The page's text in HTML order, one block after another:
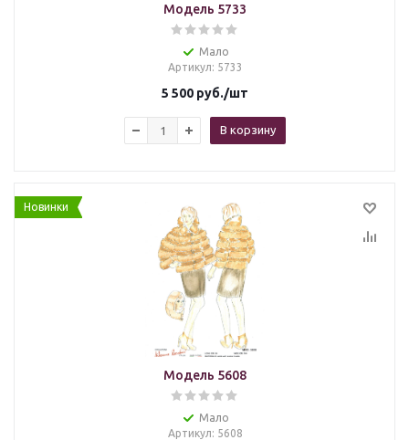
Модель 5733
Мало
Артикул: 5733
5 500 руб./шт
В корзину
Новинки
Модель 5608
Мало
Артикул: 5608